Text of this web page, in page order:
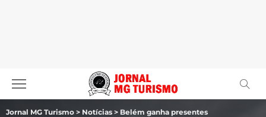
Jornal MG Turismo > Notícias > Belém ganha presentes